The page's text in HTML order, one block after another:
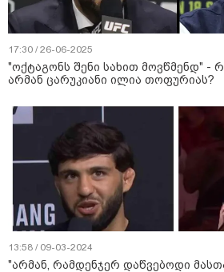
17:30 / 26-06-2025
"ოქტაგონს შენი სახით მოვწმენდ" -
არმან ცარუკიანი ილია თოფურიას?
13:58 / 09-03-2024
"არმან, რამდენჯერ დაწვებოდი